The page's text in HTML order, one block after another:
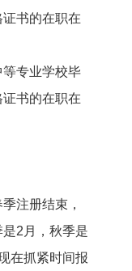
书的在职在
专业学校毕
书的在职在
注册结束，
2月，秋季是
在抓紧时间报